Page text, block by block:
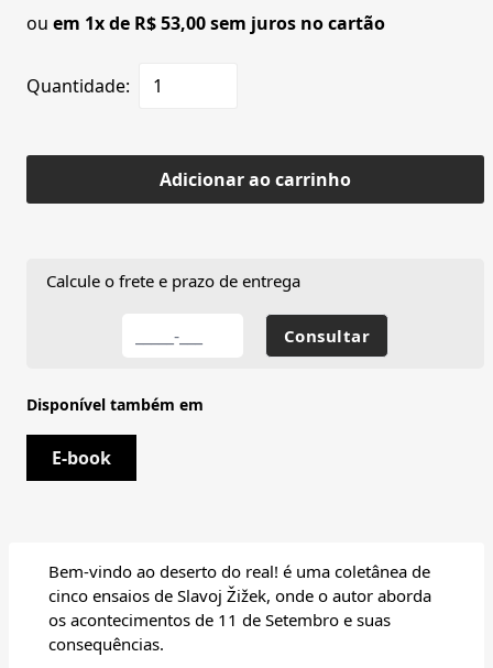
ou em 1x de R$ 53,00 sem juros no cartão
Quantidade:
Adicionar ao carrinho
Calcule o frete e prazo de entrega
Disponível também em
E-book
Bem-vindo ao deserto do real! é uma coletânea de
cinco ensaios de Slavoj Žižek, onde o autor aborda
os acontecimentos de 11 de Setembro e suas
consequências.